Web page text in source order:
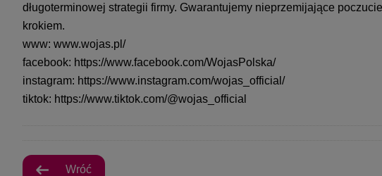
długoterminowej strategii firmy. Gwarantujemy nieprzemijające
krokiem.
www: www.wojas.pl/
facebook: https://www.facebook.com/WojasPolska/
instagram: https://www.instagram.com/wojas_official/
tiktok: https://www.tiktok.com/@wojas_official
Wróć